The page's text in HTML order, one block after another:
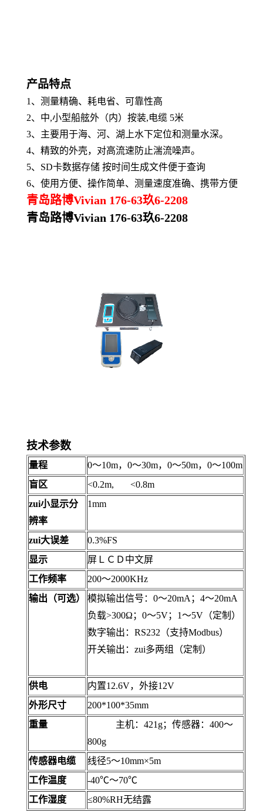
产品特点
1、 测量精确、耗电省、可靠性高
2、 中,小型船舷外（内）按装,电缆 5米
3、 主要用于海、河、湖上水下定位和测量水深。
4、 精致的外壳，对高流速防止湍流噪声。
5、 SD卡数据存储 按时间生成文件便于查询
6、 使用方便、操作简单、测量速度准确、携带方便
青岛路博Vivian 176-63玖6-2208
青岛路博Vivian 176-63玖6-2208
技术参数
量程
0～10m，0～30m，0～50m，0～100m
盲区
<0.2m, <0.8m
zui小显示分
辨率
1mm
zui大误差
0.3%FS
显示
屏ＬＣＤ中文屏
工作频率
200～2000KHz
输出（可选）
模拟输出信号：0～20mA；4～20mA
负载>300Ω；0～5V；1～5V（定制）
数字输出：RS232（支持Modbus）
开关输出： zui多两组（定制）
供电 内置12.6V，外接12V
外形尺寸
200*100*35mm
重量
主机：421g； 传感器：400～
800g
传感器电缆
线径5～10mm×5m
工作温度
-40℃～70℃
工作湿度
≤80%RH无结露